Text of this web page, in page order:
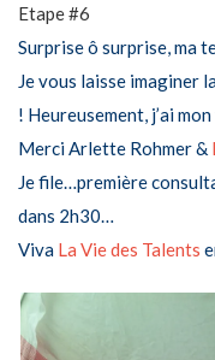
Etape #6
Surprise ô surprise, ma
Je vous laisse imaginer
! Heureusement, j’ai
Merci Arlette Rohmer &
Je file…première
dans 2h30…
Viva La Vie des Talents